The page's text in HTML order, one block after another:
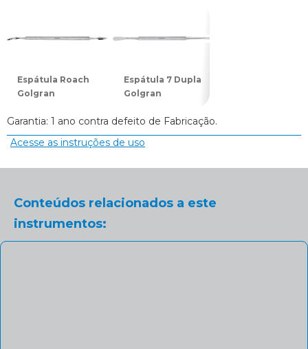
Espátula Roach
Golgran
Espátula 7 Dupla
Golgran
Garantia: 1 ano contra defeito de Fabricação.
Acesse as instruções de uso
Conteúdos relacionados a este
instrumentos: